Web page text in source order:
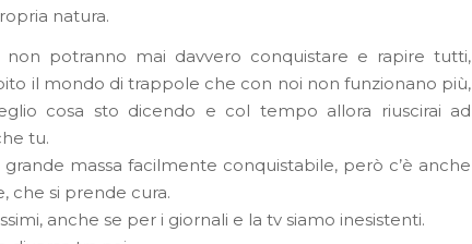
natura.
non potranno mai davvero conquistare e rapire tutti,
il mondo di trappole che con noi non funzionano più,
cosa sto dicendo e col tempo allora riuscirai ad
tu.
grande massa facilmente conquistabile, però c’è anche
che si prende cura.
anche se per i giornali e la tv siamo inesistenti.